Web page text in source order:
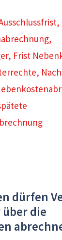
,
,
, Frist
,
dürfen
die